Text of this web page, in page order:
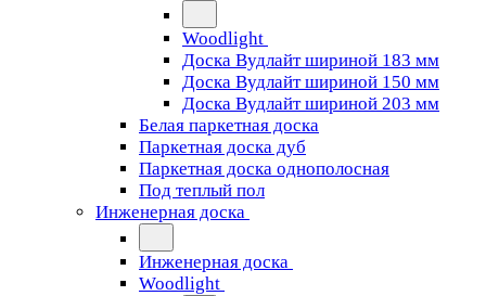
Woodlight
Доска Вудлайт шириной 183 мм
Доска Вудлайт шириной 150 мм
Доска Вудлайт шириной 203 мм
Белая паркетная доска
Паркетная доска дуб
Паркетная доска однополосная
Под теплый пол
Инженерная доска
Инженерная доска
Woodlight